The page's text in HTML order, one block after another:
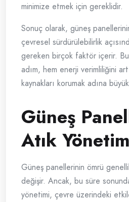
minimize etmek için gereklidir.
Sonuç olarak, güneş
çevresel sürdürülebilirlik
gereken birçok faktör içerir.
adım, hem enerji verimliliğini
kaynakları korumak adına
Güneş
Atık
Güneş panellerinin ömrü
değişir. Ancak, bu süre
yönetimi, çevre üzerindeki